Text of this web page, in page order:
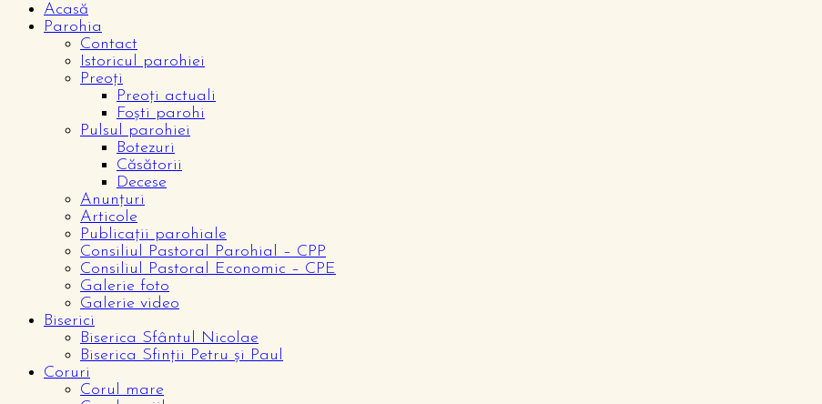
Acasă
Parohia
Contact
Istoricul parohiei
Preoți
Preoți actuali
Foști parohi
Pulsul parohiei
Botezuri
Căsătorii
Decese
Anunțuri
Articole
Publicații parohiale
Consiliul Pastoral Parohial – CPP
Consiliul Pastoral Economic – CPE
Galerie foto
Galerie video
Biserici
Biserica Sfântul Nicolae
Biserica Sfinții Petru și Paul
Coruri
Corul mare